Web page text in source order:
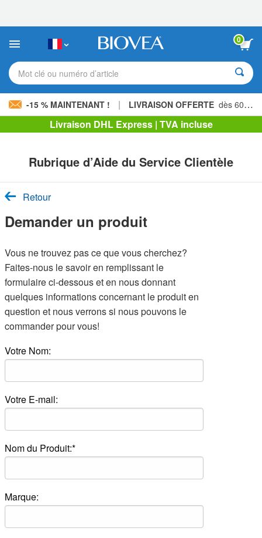
:
site
comprend
un
d'accessibilité.
0
Mot clé ou numéro d’article
-15 % MAINTENANT ! | LIVRAISON OFFERTE dès 60,00 € »
Livraison DHL Express | TVA incluse
Rubrique d’Aide du Service Clientèle
Retour
Demander un produit
Vous ne trouvez pas ce que vous cherchez?
Faites-nous le savoir en remplissant le
formulaire ci-dessous et en nous donnant
quelques informations concernant le produit en
question et nous verrons si nous pouvons le
commander pour vous!
Votre Nom:
Votre E-mail:
Nom du Produit:*
Marque: